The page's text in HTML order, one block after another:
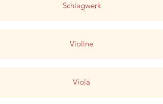
Schlagwerk
Violine
Viola